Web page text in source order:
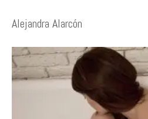
Alejandra Alarcón